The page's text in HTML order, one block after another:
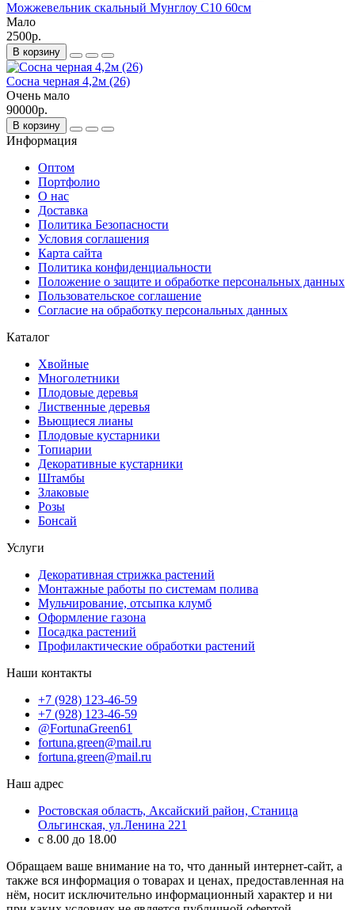
Можжевельник скальный Мунглоу С10 60см
Мало
2500р.
В корзину
Сосна черная 4,2м (26)
Очень мало
90000р.
В корзину
Информация
Оптом
Портфолио
О нас
Доставка
Политика Безопасности
Условия соглашения
Карта сайта
Политика конфиденциальности
Положение о защите и обработке персональных данных
Пользовательское соглашение
Согласие на обработку персональных данных
Каталог
Хвойные
Многолетники
Плодовые деревья
Лиственные деревья
Вьющиеся лианы
Плодовые кустарники
Топиарии
Декоративные кустарники
Штамбы
Злаковые
Розы
Бонсай
Услуги
Декоративная стрижка растений
Монтажные работы по системам полива
Мульчирование, отсыпка клумб
Оформление газона
Посадка растений
Профилактические обработки растений
Наши контакты
+7 (928) 123-46-59
+7 (928) 123-46-59
@FortunaGreen61
fortuna.green@mail.ru
fortuna.green@mail.ru
Наш адрес
Ростовская область, Аксайский район, Станица
Ольгинская, ул.Ленина 221
с 8.00 до 18.00
Обращаем ваше внимание на то, что данный интернет-сайт, а
также вся информация о товарах и ценах, предоставленная на
нём, носит исключительно информационный характер и ни